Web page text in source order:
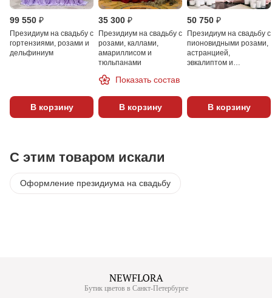
99 550 ₽
Президиум на свадьбу с
гортензиями, розами и
дельфиниум
В корзину
35 300 ₽
Президиум на свадьбу с
розами, каллами,
амариллисом и
тюльпанами
Показать состав
В корзину
50 750 ₽
Президиум на свадьбу с
пионовидными розами,
астранцией,
эвкалиптом и
В корзину
С этим товаром искали
Оформление президиума на свадьбу
Бутик цветов в Санкт-Петербурге